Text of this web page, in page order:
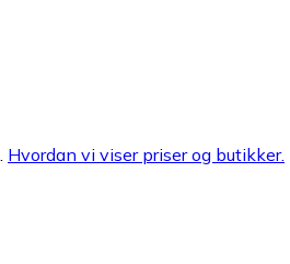
Hvordan vi viser priser og butikker.